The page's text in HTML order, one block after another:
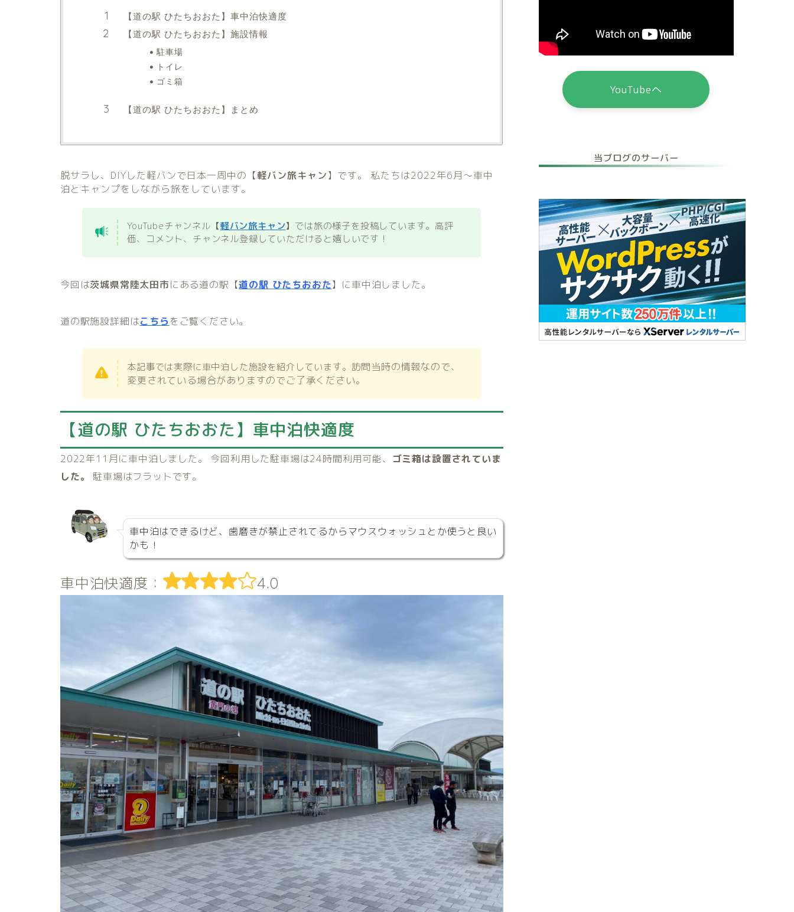
【道の駅 ひたちおおた】車中泊快適度
【道の駅 ひたちおおた】施設情報
駐車場
トイレ
ゴミ箱
【道の駅 ひたちおおた】まとめ
脱サラし、DIYした軽バンで日本一周中の【軽バン旅キャン】です。
私たちは2022年6月～車中
泊とキャンプをしながら旅をしています。
YouTubeチャンネル 【軽バン旅キャン】 では旅の様子を投稿しています。高評
価、コメント、チャンネル登録していただけると嬉しいです！
今回は茨城県常陸太田市にある道の駅【道の駅 ひたちおおた】に車中泊しました。
道の駅施設詳細はこちらをご覧ください。
本記事では実際に車中泊した施設を紹介しています。 訪問当時の情報なので、
変更されている場合がありますのでご了承ください。
【道の駅 ひたちおおた】車中泊快適度
2022年11月に車中泊しました。 今回利用した駐車場は24時間利用可能、
ゴミ箱は設置されていま
した。
駐車場はフラットです。
車中泊はできるけど、歯磨きが禁止されてるからマウスウォッシュとか使うと良い
かも！
車中泊快適度： 4.0
YouTubeへ
当ブログのサーバー